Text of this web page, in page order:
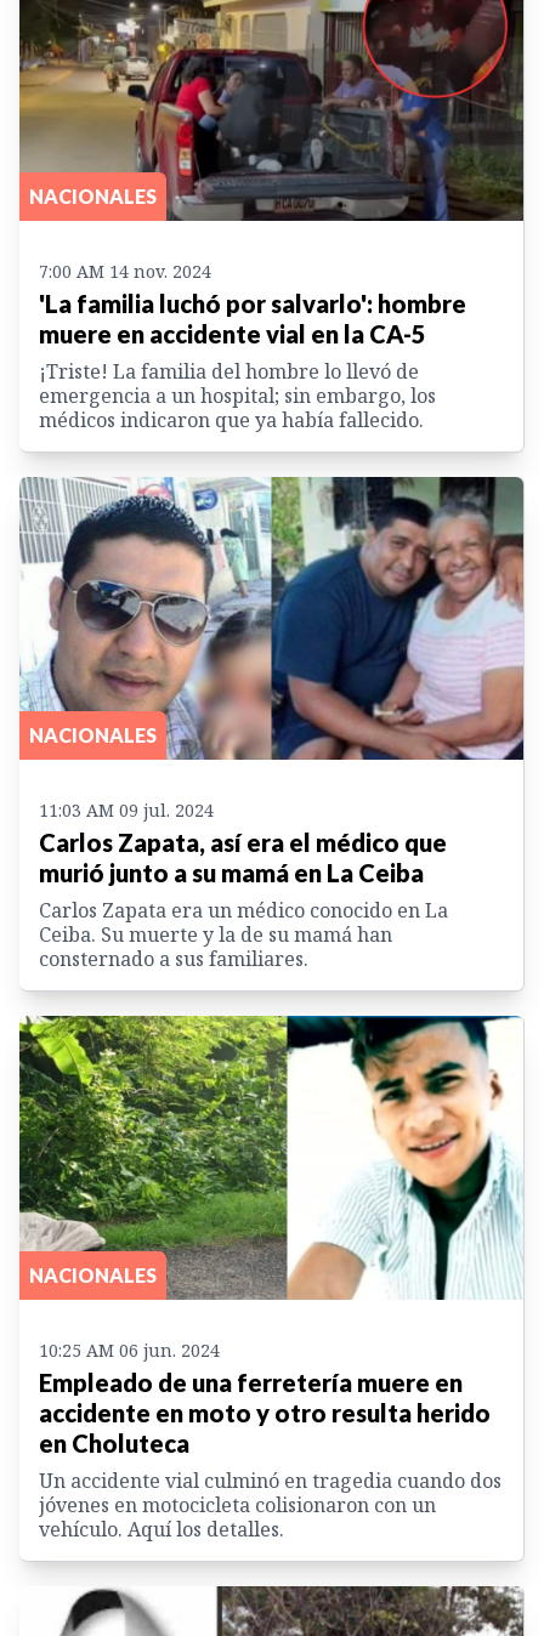
NACIONALES
7:00 AM 14 nov. 2024
'La familia luchó por salvarlo': hombre
muere en accidente vial en la CA-5
¡Triste! La familia del hombre lo llevó de
emergencia a un hospital; sin embargo, los
médicos indicaron que ya había fallecido.
NACIONALES
11:03 AM 09 jul. 2024
Carlos Zapata, así era el médico que
murió junto a su mamá en La Ceiba
Carlos Zapata era un médico conocido en La
Ceiba. Su muerte y la de su mamá han
consternado a sus familiares.
NACIONALES
10:25 AM 06 jun. 2024
Empleado de una ferretería muere en
accidente en moto y otro resulta herido
en Choluteca
Un accidente vial culminó en tragedia cuando dos
jóvenes en motocicleta colisionaron con un
vehículo. Aquí los detalles.